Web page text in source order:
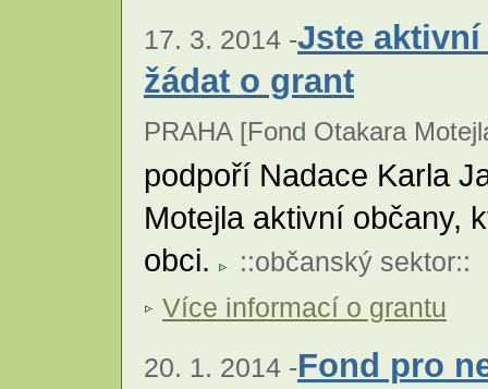
17. 3. 2014 -Jste aktivní
žádat o grant
PRAHA [Fond Otakara
podpoří Nadace Karla
Motejla aktivní občany,
obci.
::občanský sektor::
Více informací o grantu
20. 1. 2014 -Fond pro